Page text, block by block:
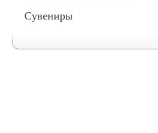
Сувениры